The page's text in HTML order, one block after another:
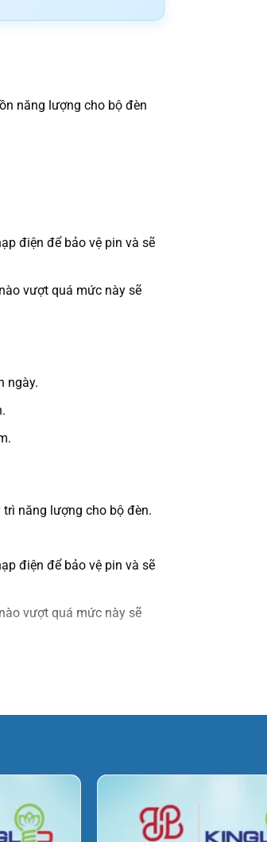
năng lượng cho bộ đèn
điện để bảo vệ pin và sẽ
vượt quá mức này sẽ
ngày.
năng lượng cho bộ đèn.
điện để bảo vệ pin và sẽ
vượt quá mức này sẽ